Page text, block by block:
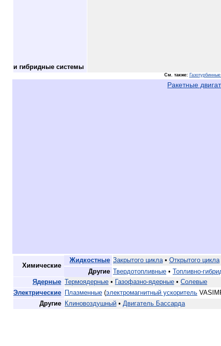
и гибридные системы
См. также:
Ракетные
Химические
Жидкостные Закрытого цикла • Открытого цикла
Другие Твердотопливные • Топливно-
Ядерные Термоядерные • Газофазно-ядерные • Солевые
Электрические
Плазменные (электромагнитный ускоритель
Другие
Клиновоздушный • Двигатель Бассарда